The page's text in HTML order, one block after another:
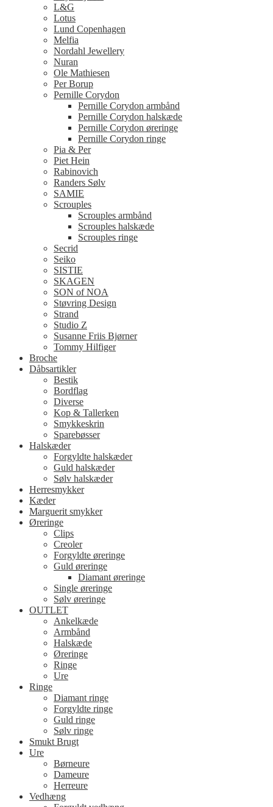
L&G
Lotus
Lund Copenhagen
Melfia
Nordahl Jewellery
Nuran
Ole Mathiesen
Per Borup
Pernille Corydon
Pernille Corydon armbånd
Pernille Corydon halskæde
Pernille Corydon øreringe
Pernille Corydon ringe
Pia & Per
Piet Hein
Rabinovich
Randers Sølv
SAMIE
Scrouples
Scrouples armbånd
Scrouples halskæde
Scrouples ringe
Secrid
Seiko
SISTIE
SKAGEN
SON of NOA
Støvring Design
Strand
Studio Z
Susanne Friis Bjørner
Tommy Hilfiger
Broche
Dåbsartikler
Bestik
Bordflag
Diverse
Kop & Tallerken
Smykkeskrin
Sparebøsser
Halskæder
Forgyldte halskæder
Guld halskæder
Sølv halskæder
Herresmykker
Kæder
Marguerit smykker
Øreringe
Clips
Creoler
Forgyldte øreringe
Guld øreringe
Diamant øreringe
Single øreringe
Sølv øreringe
OUTLET
Ankelkæde
Armbånd
Halskæde
Øreringe
Ringe
Ure
Ringe
Diamant ringe
Forgyldte ringe
Guld ringe
Sølv ringe
Smukt Brugt
Ure
Børneure
Dameure
Herreure
Vedhæng